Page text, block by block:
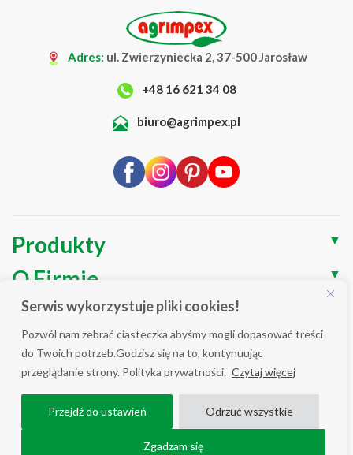
Serwis wykorzystuje pliki cookies!
Pozwól nam zebrać ciasteczka abyśmy mogli dopasować treści
do Twoich potrzeb.Godzisz się na to, kontynuując
przeglądanie strony. Polityka prywatności. Czytaj więcej
Przejdź do ustawień Odrzuć wszystkie
Zgadzam się
Adres: ul. Zwierzyniecka 2, 37-500 Jarosław
+48 16 621 34 08
biuro@agrimpex.pl
Produkty ▼
O Firmie ▼
Blog
Wsparcie
WSZELKIE PRAWA ZASTRZEŻONE AGRIMPEX © 2025
COPYRIGHT ALL RIGHT RESERVED.